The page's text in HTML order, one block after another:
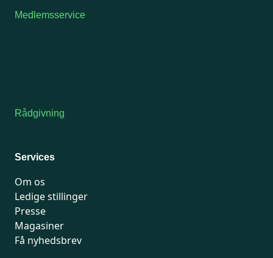
Medlemsservice
Rådgivning
Services
Om os
Ledige stillinger
Presse
Magasiner
Få nyhedsbrev